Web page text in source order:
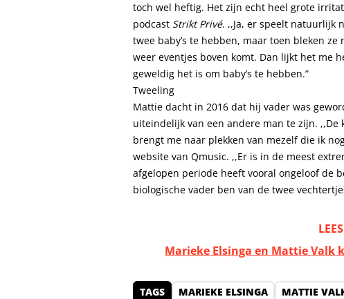
toch wel heftig. Het zijn echt heel grote
podcast Strikt Privé. ,,Ja, er speelt natuurlijk
twee baby’s te hebben, maar toen bleken
weer eventjes boven komt. Dan lijkt het me
geweldig het is om baby’s te hebben.”
Tweeling
Mattie dacht in 2016 dat hij vader was
uiteindelijk van een andere man te zijn.
brengt me naar plekken van mezelf die ik
website van Qmusic. ,,Er is in de meest
afgelopen periode heeft vooral ongeloof de
biologische vader ben van de twee
Marieke Elsinga en Mattie
TAGS MARIEKE ELSINGA MATTIE